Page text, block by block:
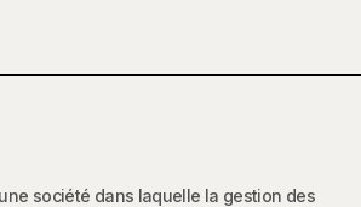
société dans laquelle la gestion des